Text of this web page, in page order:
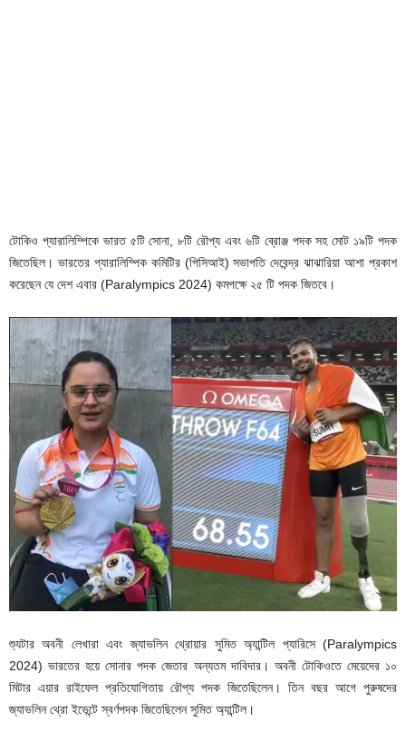
টোকিও প্যারালিম্পিকে ভারত ৫টি সোনা, ৮টি রৌপ্য এবং ৬টি ব্রোঞ্জ পদক সহ মোট ১৯টি পদক
জিতেছিল। ভারতের প্যারালিম্পিক কমিটির (পিসিআই) সভাপতি দেবেন্দ্র ঝাঝারিয়া আশা প্রকাশ
করেছেন যে দেশ এবার (Paralympics 2024) কমপক্ষে ২৫ টি পদক জিতবে।
শ্যুটার অবনী লেখারা এবং জ্যাভলিন থ্রোয়ার সুমিত অ্যান্টিল প্যারিসে (Paralympics
2024) ভারতের হয়ে সোনার পদক জেতার অন্যতম দাবিদার। অবনী টোকিওতে মেয়েদের ১০
মিটার এয়ার রাইফেল প্রতিযোগিতায় রৌপ্য পদক জিতেছিলেন। তিন বছর আগে পুরুষদের
জ্যাভলিন থ্রো ইভেন্টে স্বর্ণপদক জিতেছিলেন সুমিত অ্যান্টিল।